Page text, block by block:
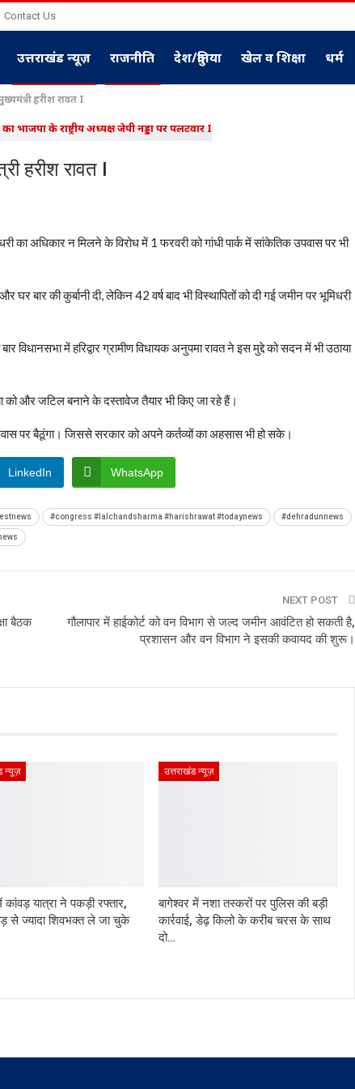
Contact Us
उत्तराखंड न्यूज़ राजनीति देश/दुनिया खेल व शिक्षा धर्म
हरीश रावत I
हरीश रावत I
का अधिकार न मिलने के विरोध में 1 फरवरी को गांधी पार्क में सांकेतिक उपवास पर भी
घर बार की कुर्बानी दी, लेकिन 42 वर्ष बाद भी विस्थापितों को दी गई जमीन पर भूमिधरी
में हरिद्वार ग्रामीण विधायक अनुपमा रावत ने इस मुद्दे को सदन में भी उठाया
को और जटिल बनाने के दस्तावेज तैयार भी किए जा रहे हैं।
पर बैठूंगा। जिससे सरकार को अपने कर्तव्यों का अहसास भी हो सके।
LinkedIn WhatsApp
#congress #lalchandsharma #harishrawat #todaynews #dehradunnews
बैठक
NEXT POST
गौलापार में हाईकोर्ट को वन विभाग से जल्द जमीन आवंटित हो सकती है,
प्रशासन और वन विभाग ने इसकी कवायद की शुरू।
न्यूज़
में कांवड़ यात्रा ने पकड़ी रफ्तार,
से ज्यादा शिवभक्त ले जा चुके
उत्तराखंड न्यूज़
बागेश्वर में नशा तस्करों पर पुलिस की बड़ी
कार्रवाई, डेढ़ किलो के करीब चरस के साथ
दो…